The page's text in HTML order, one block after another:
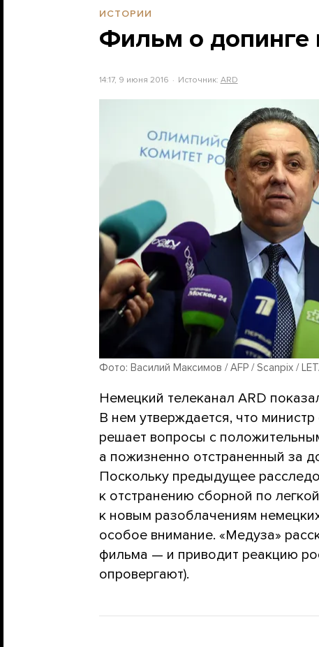
ИСТОРИИ
Фильм о допинге
14:17, 9 июня 2016 Источник: ARD
Фото: Василий Максимов / AFP / Scanpix /
Немецкий телеканал ARD
В нем утверждается, что
решает вопросы с
а пожизненно отстраненный за
Поскольку предыдущее
к отстранению сборной по
к новым разоблачениям
особое внимание. «Медуза»
фильма — и приводит реакцию
опровергают).